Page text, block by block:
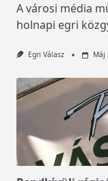
A városi média
holnapi egri
Egri Válasz Máj